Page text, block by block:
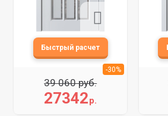
27342р.
39 060 руб.
-30%